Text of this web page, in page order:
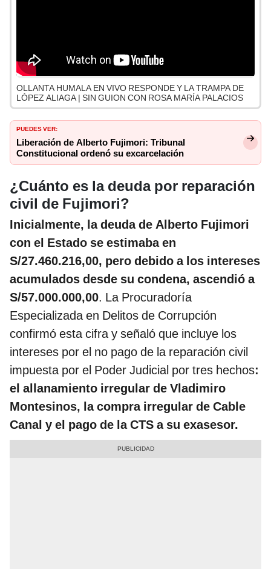
OLLANTA HUMALA EN VIVO RESPONDE Y LA TRAMPA DE
LÓPEZ ALIAGA | SIN GUION CON ROSA MARÍA PALACIOS
PUEDES VER:
Liberación de Alberto Fujimori: Tribunal
Constitucional ordenó su excarcelación
¿Cuánto es la deuda por reparación
civil de Fujimori?
Inicialmente, la deuda de Alberto Fujimori
con el Estado se estimaba en
S/27.460.216,00, pero debido a los intereses
acumulados desde su condena, ascendió a
S/57.000.000,00. La Procuradoría
Especializada en Delitos de Corrupción
confirmó esta cifra y señaló que incluye los
intereses por el no pago de la reparación civil
impuesta por el Poder Judicial por tres hechos:
el allanamiento irregular de Vladimiro
Montesinos, la compra irregular de Cable
Canal y el pago de la CTS a su exasesor.